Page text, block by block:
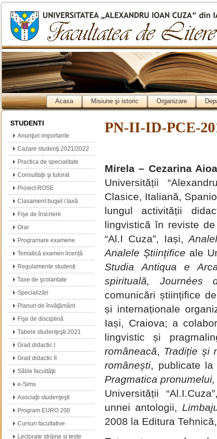
Acasa Misiune şi istoric Organizare
STUDENTI
Anunţuri importante
Cazare studenţi 2021/2022
Practica de specialitate
Consultaţii şi tutorat
Proiect ROSE
Clasament buget / taxă
Fişe de înscriere
Orar
Programare examene
Tematică examen licență
Regulamente studenți
Taxe de şcolaritate
Specializări
Planuri de învăţământ
Fişe de disciplină
Tabere studenţeşti 2021
Grad didactic I
Grad didactic II
Sălile facultăţii
e-Sims
Asociaţii studenţeşti
Program EURO 200
Cursuri facultative
(neogreacă, polonă,…
Lectorate străine si teste
PN-II-ID-PCE-
Mirela – Cezarina
Universității
Clasice, Italiană,
lungul activității
lingvistică în reviste
“Al.I Cuza”, Iași,
Analele Științifice ale
Studia Antiqua e
spirituală,
Journées
comunicări științifice
și internaționale
Iași, Craiova; a
lingvistic și
româneacă, Tradiție și
românești, publicate la
Pragmatica
Universității
unnei antologii,
2008 la Editura